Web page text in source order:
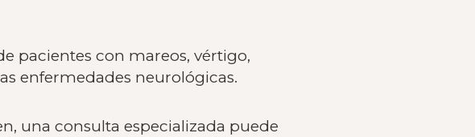
pacientes con mareos, vértigo,
enfermedades neurológicas.
una consulta especializada puede